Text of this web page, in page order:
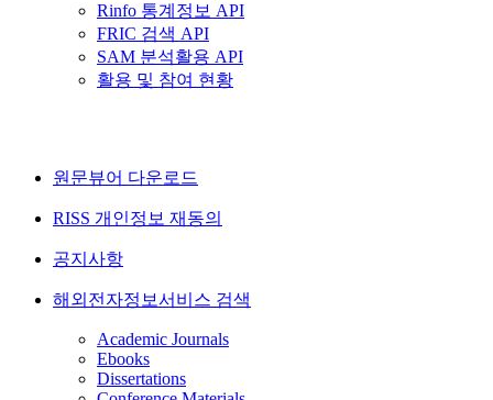
Rinfo 통계정보 API
FRIC 검색 API
SAM 분석활용 API
활용 및 참여 현황
원문뷰어 다운로드
RISS 개인정보 재동의
공지사항
해외전자정보서비스 검색
Academic Journals
Ebooks
Dissertations